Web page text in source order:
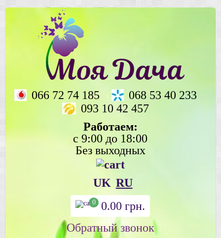
066 72 74 185
068 53 40 233
093 10 42 457
Работаем:
с 9:00 до 18:00
Без выходных
UK RU
0 0.00грн.